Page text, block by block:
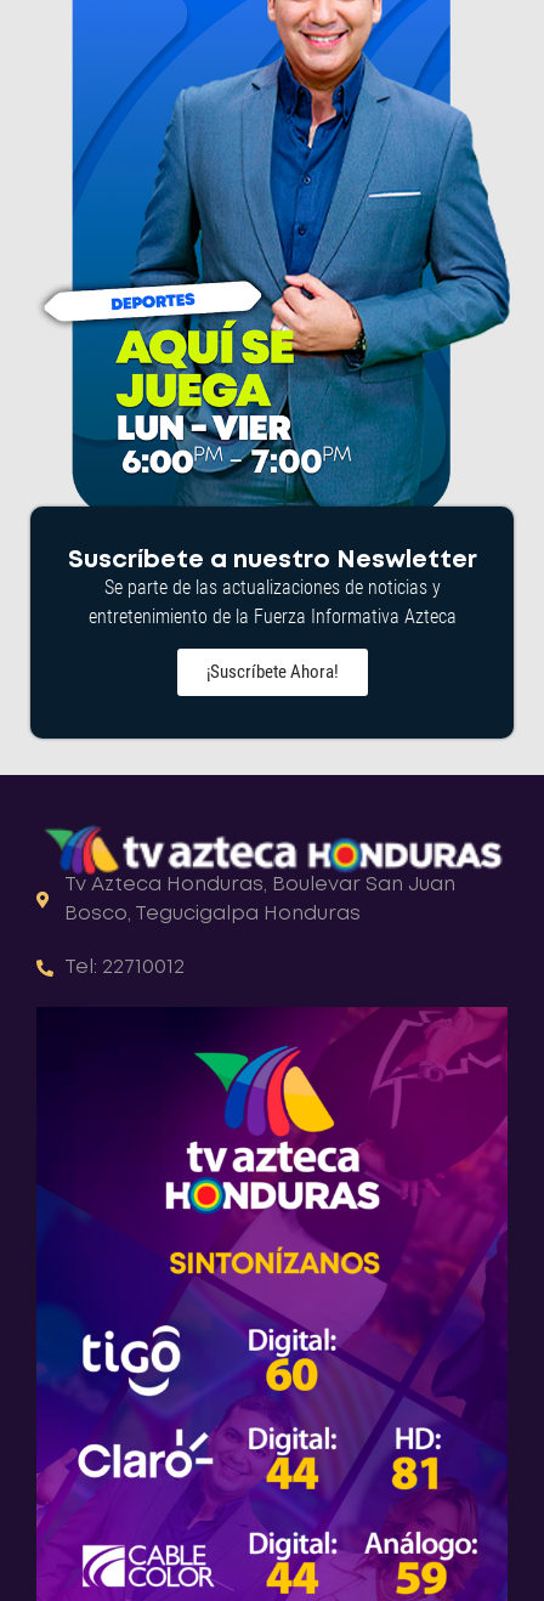
Suscríbete a nuestro Neswletter
Se parte de las actualizaciones de noticias y
entretenimiento de la Fuerza Informativa Azteca
¡Suscríbete Ahora!
Tv Azteca Honduras, Boulevar San Juan
Bosco, Tegucigalpa Honduras
Tel: 22710012